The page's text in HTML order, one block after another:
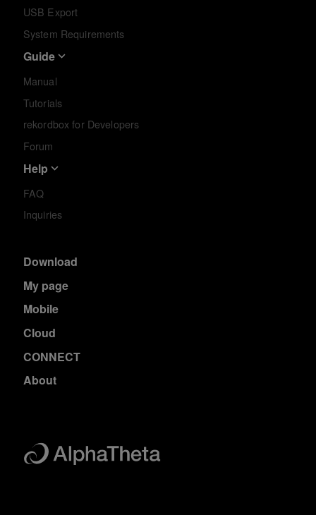
USB Export
System Requirements
Guide
Manual
Tutorials
rekordbox for Developers
Forum
Help
FAQ
Inquiries
Download
My page
Mobile
Cloud
CONNECT
About